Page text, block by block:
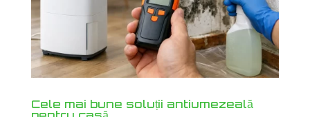
Cele mai bune soluții antiumezeală